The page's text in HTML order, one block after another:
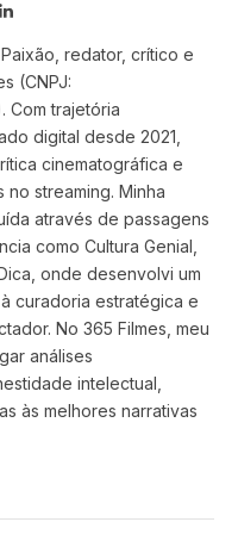
LinkedIn
redator, crítico e
(CNPJ:
Com trajetória
digital desde 2021,
cinematográfica e
streaming. Minha
através de passagens
como Cultura Genial,
onde desenvolvi um
curadoria estratégica e
No 365 Filmes, meu
análises
intelectual,
às melhores narrativas